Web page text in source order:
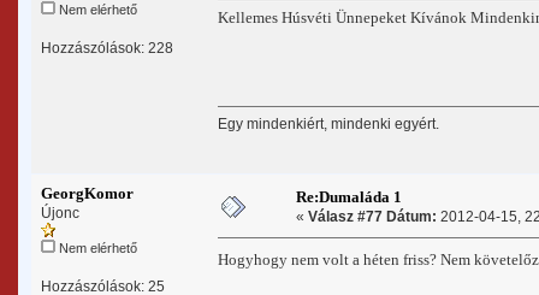
Nem elérhető
Hozzászólások: 228
Kellemes Húsvéti Ünnepeket Kívánok
Egy mindenkiért, mindenki egyért.
GeorgKomor
Újonc
Nem elérhető
Hozzászólások: 25
Re:Dumaláda 1
« Válasz #77 Dátum: 2012-04-15,
Hogyhogy nem volt a héten friss? Nem